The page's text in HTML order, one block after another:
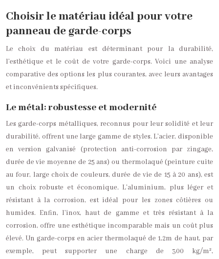
Choisir le matériau idéal pour votre
panneau de garde-corps
Le choix du matériau est déterminant pour la durabilité,
l’esthétique et le coût de votre garde-corps. Voici une analyse
comparative des options les plus courantes, avec leurs avantages
et inconvénients spécifiques.
Le métal: robustesse et modernité
Les garde-corps métalliques, reconnus pour leur solidité et leur
durabilité, offrent une large gamme de styles. L’acier, disponible
en version galvanisé (protection anti-corrosion par zingage,
durée de vie moyenne de 25 ans) ou thermolaqué (peinture cuite
au four, large choix de couleurs, durée de vie de 15 à 20 ans), est
un choix robuste et économique. L’aluminium, plus léger et
résistant à la corrosion, est idéal pour les zones côtières ou
humides. Enfin, l’inox, haut de gamme et très résistant à la
corrosion, offre une esthétique incomparable mais un coût plus
élevé. Un garde-corps en acier thermolaqué de 1,2m de haut, par
exemple, peut supporter une charge de 300 kg/m²,